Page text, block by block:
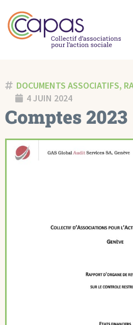
DOCUMENTS ASSOCIATIFS,
4 JUIN 2024
Comptes 2023